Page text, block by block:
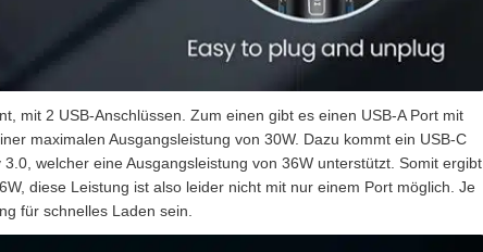
mit 2 USB-Anschlüssen. Zum einen gibt es einen USB-A Port mit
maximalen Ausgangsleistung von 30W. Dazu kommt ein USB-C
welcher eine Ausgangsleistung von 36W unterstützt. Somit ergibt
diese Leistung ist also leider nicht mit nur einem Port möglich. Je
für schnelles Laden sein.